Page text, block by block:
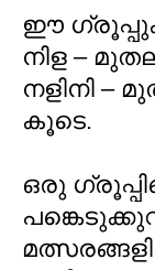
ഈ
നിള –
നളിനി –
കൂടെ.
ഒരു